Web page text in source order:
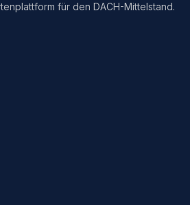
für den DACH-Mittelstand.